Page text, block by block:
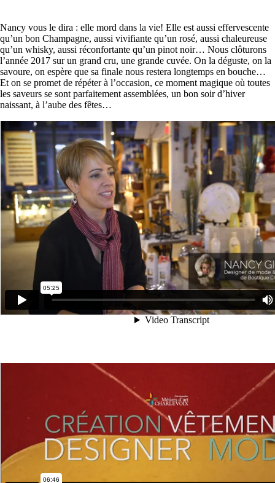
Nancy vous le dira : elle mord dans la vie! Elle est aussi effervescente
qu’un bon Champagne, aussi vivifiante qu’un rosé, aussi chaleureuse
qu’un whisky, aussi réconfortante qu’un pinot noir… Nous clôturons
l’année 2017 sur un grand cru, une grande cuvée. On la déguste, on la
savoure, on espère que sa finale nous restera longtemps en bouche…
Et on se promet de répéter à l’occasion, ce moment magique où toutes
les saveurs se sont parfaitement assemblées, un bon soir d’hiver
naissant, à l’aube des fêtes…